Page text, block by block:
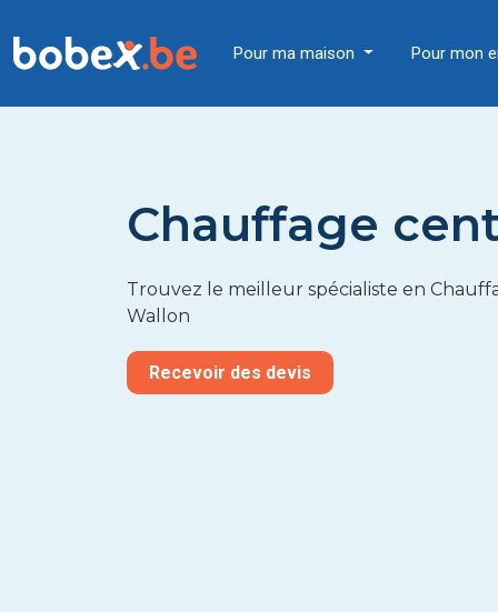
Pour ma maison Pour mon
Chauffage
Trouvez le meilleur spécialiste en
Wallon
Recevoir des devis